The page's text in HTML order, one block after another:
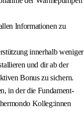
Informationen zu
innerhalb weniger
und dir ab der
Bonus zu sichern.
in der die Fundament-
Kolleg:innen